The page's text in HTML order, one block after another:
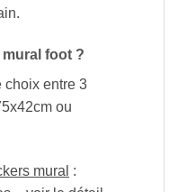
foot ?
choix entre 3
ou
mural :